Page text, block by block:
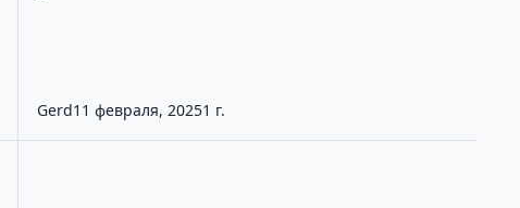
Gerd11 февраля, 20251 г.